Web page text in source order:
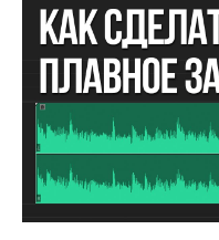
Рейтинги
Конференция
Системные программы
Софт